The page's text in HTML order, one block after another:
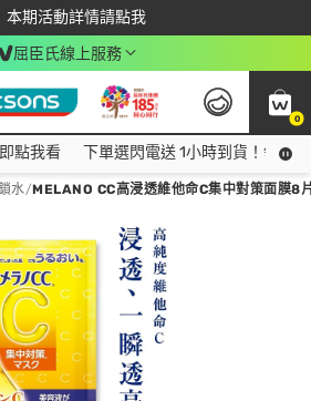
本期活動詳情請點我
下載app最高回饋$350
屈臣氏線上服務
0
看
點我看 下單選閃電送 1小時到貨！領神
水/MELANO CC高浸透維他命C集中對策面膜8